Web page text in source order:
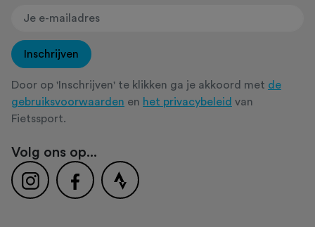
Inschrijven
Door op 'Inschrijven' te klikken ga je akkoord met de
gebruiksvoorwaarden en het privacybeleid van
Fietssport.
Volg ons op...